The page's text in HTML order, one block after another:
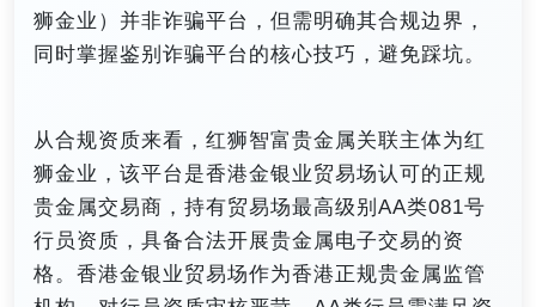
狮金业）并非诈骗平台，但需明确其合规边界，
同时掌握鉴别诈骗平台的核心技巧，避免踩坑。
从合规资质来看，红狮智富贵金属关联主体为红
狮金业，该平台是香港金银业贸易场认可的正规
贵金属交易商，持有贸易场最高级别AA类081号
行员资质，具备合法开展贵金属电子交易的资
格。香港金银业贸易场作为香港正规贵金属监管